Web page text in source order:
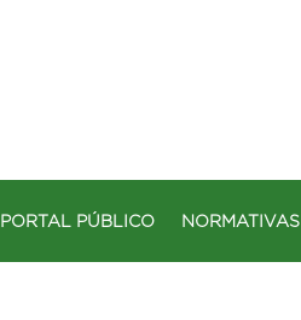
PORTAL PÚBLICO NORMATIVAS